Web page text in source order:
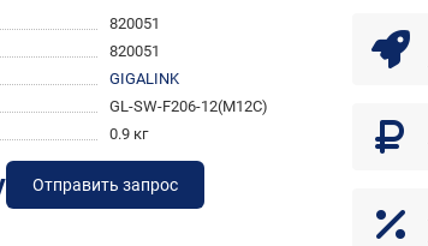
820051
820051
GIGALINK
GL-SW-F206-12(M12C)
0.9 кг
Отправить запрос